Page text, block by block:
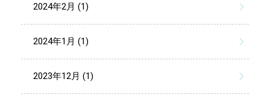
2024年2月 (1)
2024年1月 (1)
2023年12月 (1)